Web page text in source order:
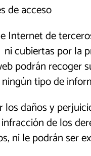
de acceso
Internet de
por la
podrán recoger
tipo de
daños y
de los
le podrán ser